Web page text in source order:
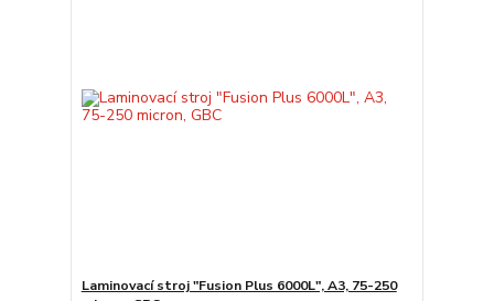
Laminovací stroj "Fusion Plus 6000L", A3, 75-250